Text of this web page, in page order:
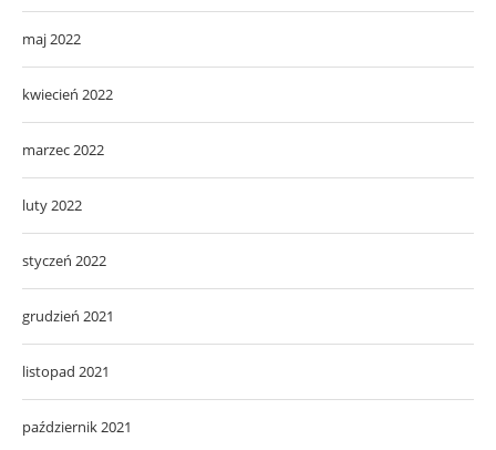
maj 2022
kwiecień 2022
marzec 2022
luty 2022
styczeń 2022
grudzień 2021
listopad 2021
październik 2021